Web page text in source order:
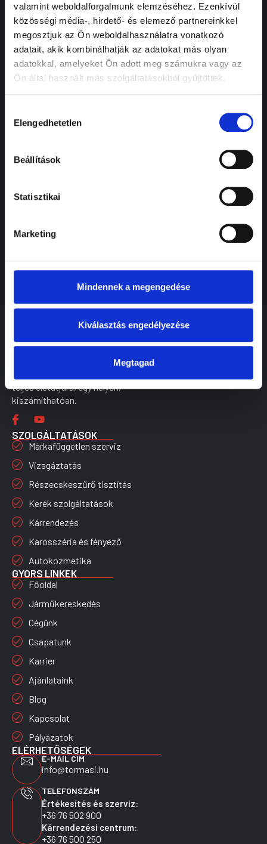
valamint weboldalforgalmunk elemzéséhez. Ezenkívül
közösségi média-, hirdető- és elemező partnereinkkel
megosztjuk az Ön weboldalhasználatra vonatkozó
adatait, akik kombinálhatják az adatokat más olyan
adatokkal, amelyeket Ön adott meg számukra vagy az
Ön által használt más szolgáltatásokból gyűjtöttek.
kiválasztása
Elengedhetetlen
Beállítások
Statisztikai
Marketing
Mindennek a megengedése
Kiválasztás engedélyezése
Megtagad
Jelentkezési űrlap
Önéletrajz
Elfogadom az
teljes életútjára, egy helyen,
kiszámíthatóan.
SZOLGÁLTATÁSOK
Márkafüggetlen szerviz
Vizsgáztatás
Részecskeszűrő tisztítás
Kerék szolgáltatások
Kárrendezés
Karosszéria és fényező
Autokozmetika
GYORS LINKEK
Főoldal
Járműkereskedés
Cégünk
Csapatunk
Karrier
Ajánlataink
Blog
Kapcsolat
Pályázatok
ELÉRHETŐSÉGEK
E-MAIL CÍM
info@tormasi.hu
TELEFONSZÁM
Értékesítés és szerviz:
+36 76 502 900
Kárrendezési centrum:
+36 76 500 250